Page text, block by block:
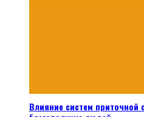
Влияние систем приточной